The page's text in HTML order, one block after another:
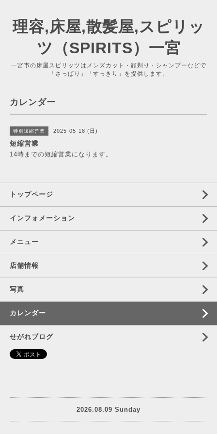
理容,床屋,散髪屋,スピリッ
ツ（SPIRITS）一宮
一宮市の床屋スピリッツはメンズカット・顔剃り・シャンプーなどで
「さっぱり」「すっきり」を提供します。
カレンダー
特別短縮営業 2025-05-18 (日)
短縮営業
14時までの短縮営業になります。
トップページ
インフォメーション
メニュー
店舗情報
写真
カレンダー
せがれブログ
2026.08.09 Sunday